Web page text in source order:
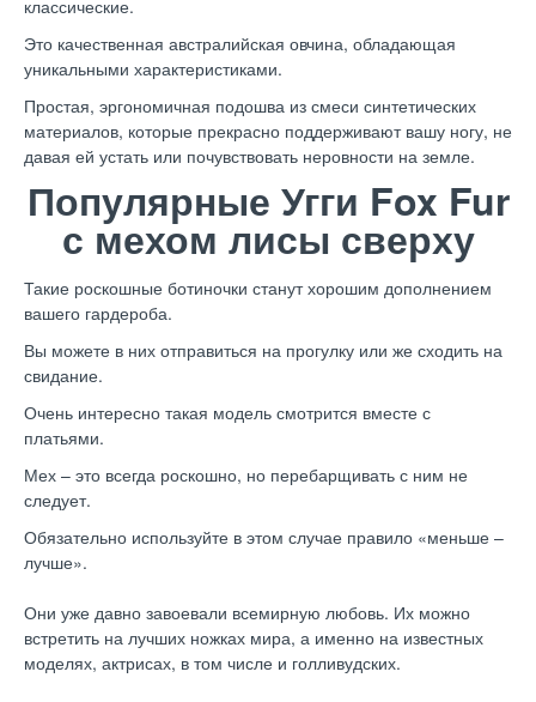
классические.
Это качественная австралийская овчина, обладающая
уникальными характеристиками.
Простая, эргономичная подошва из смеси синтетических
материалов, которые прекрасно поддерживают вашу ногу, не
давая ей устать или почувствовать неровности на земле.
Популярные Угги Fox Fur
с мехом лисы сверху
Такие роскошные ботиночки станут хорошим дополнением
вашего гардероба.
Вы можете в них отправиться на прогулку или же сходить на
свидание.
Очень интересно такая модель смотрится вместе с
платьями.
Мех – это всегда роскошно, но перебарщивать с ним не
следует.
Обязательно используйте в этом случае правило «меньше –
лучше».
Они уже давно завоевали всемирную любовь. Их можно
встретить на лучших ножках мира, а именно на известных
моделях, актрисах, в том числе и голливудских.